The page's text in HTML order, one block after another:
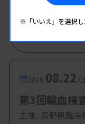
北陸支部、石川
開催場所 : 石川県
2026. 08.22（
第3回輸血検
主催 : 長野県臨床
※「いいえ」を選択し